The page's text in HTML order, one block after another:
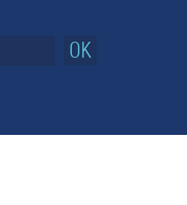
OK